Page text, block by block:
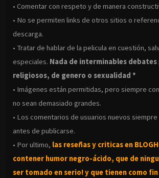
• Comentar con respeto y de manera
• No se permiten links de otros sitios o
descarga.
• Tratar de hablar de la pelicula en cuestión,
especiales. Nada de interminables
religiosos, de genero o sexualidad *
• Imágenes están permitidas, pero siempre
no sean demasiado grandes.
• Los comentarios de usuarios nuevos
antes de publicarse.
• Por ultimo, las reseñas y criticas en
contener humor negro-ácido, que de
ser tomado en serio! y que tienen como